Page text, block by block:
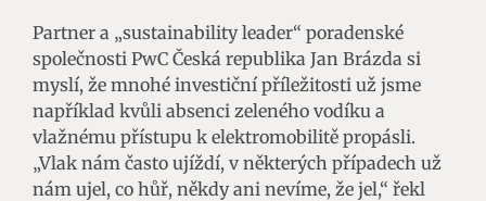
Partner a „sustainability leader“ poradenské
společnosti PwC Česká republika Jan Brázda si
myslí, že mnohé investiční příležitosti už jsme
například kvůli absenci zeleného vodíku a
vlažnému přístupu k elektromobilitě propásli.
„Vlak nám často ujíždí, v některých případech už
nám ujel, co hůř, někdy ani nevíme, že jel,“ řekl